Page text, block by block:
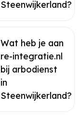
Steenwijkerland?
Wat heb je aan
re-integratie.nl
bij arbodienst
in
Steenwijkerland?